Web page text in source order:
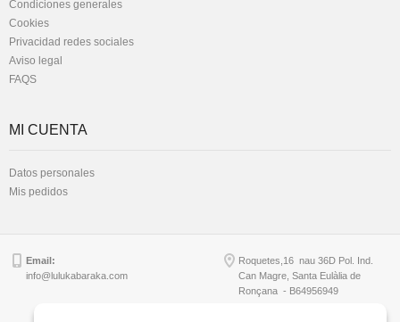
Condiciones generales
Cookies
Privacidad redes sociales
Aviso legal
FAQS
MI CUENTA
Datos personales
Mis pedidos
Email:
info@lulukabaraka.com
Roquetes,16 nau 36D Pol. Ind.
Can Magre, Santa Eulàlia de
Ronçana - B64956949